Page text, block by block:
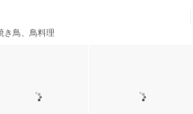
き鳥、鳥料理